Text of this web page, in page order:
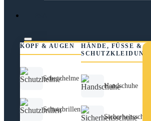
KOPF & AUGEN
Schutzhelme
Schutzbrillen
HÄNDE, FÜSSE &
SCHUTZKLEIDUNG
Handschuhe
Sicherheitsschuhe